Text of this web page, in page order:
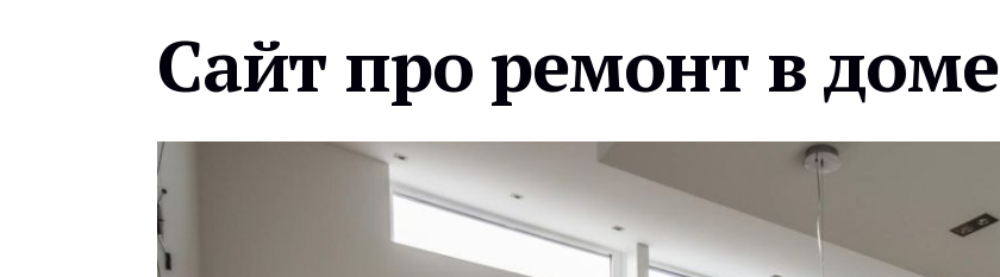
Сайт про ремонт в доме